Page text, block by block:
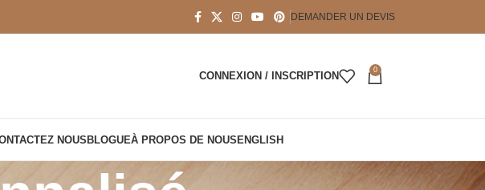
DEMANDER UN DEVIS
CONNEXION / INSCRIPTION
0
NOUSBLOGUEÀ PROPOS DE NOUSENGLISH